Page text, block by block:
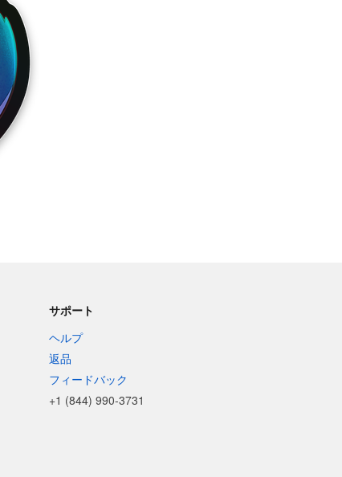
サポート
ヘルプ
返品
フィードバック
+1 (844) 990-3731